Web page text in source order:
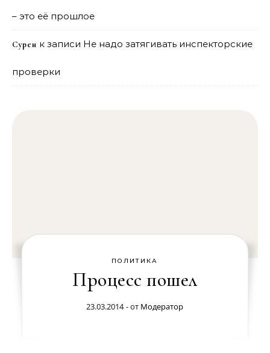
– это её прошлое
Сурен к записи Не надо затягивать инспекторские
проверки
ПОЛИТИКА
Процесс пошел
23.03.2014 - от Модератор